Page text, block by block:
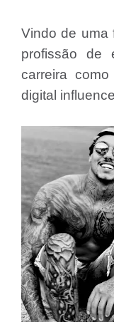
Vindo de uma
profissão de
carreira
digital